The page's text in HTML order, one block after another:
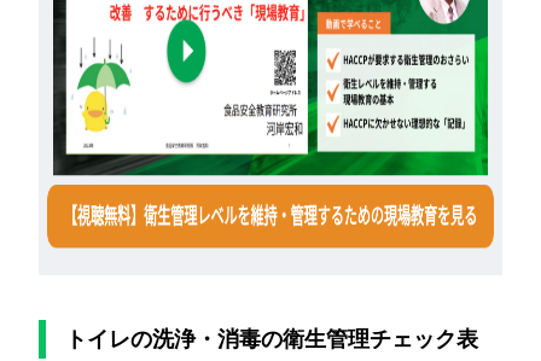
トイレの洗浄・消毒の衛生管理チェック表